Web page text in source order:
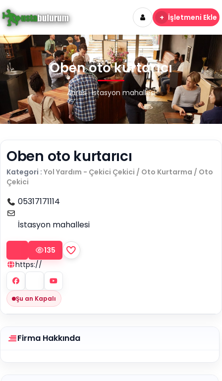
+ İşletmeni Ekle
Oben oto kurtarıcı
Adres : İstasyon mahallesi
Oben oto kurtarıcı
Kategori : Yol Yardım - Çekici Çekici / Oto Kurtarma / Oto
Çekici
05317171114
İstasyon mahallesi
135
https://
Şu an Kapalı
Firma Hakkında